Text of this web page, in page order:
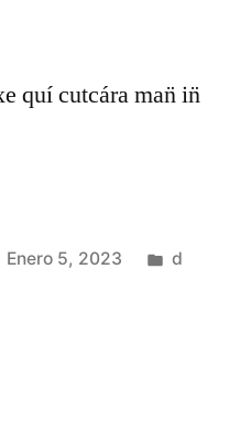
quí cutcára man̈ in̈
Enero 5, 2023 d